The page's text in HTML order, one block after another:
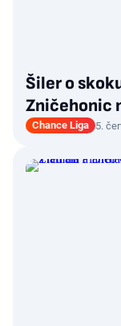
Šiler o
Zničehonic
Chance Liga 5.